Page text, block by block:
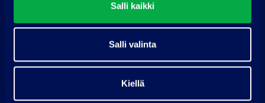
Salli kaikki
Salli valinta
Kiellä